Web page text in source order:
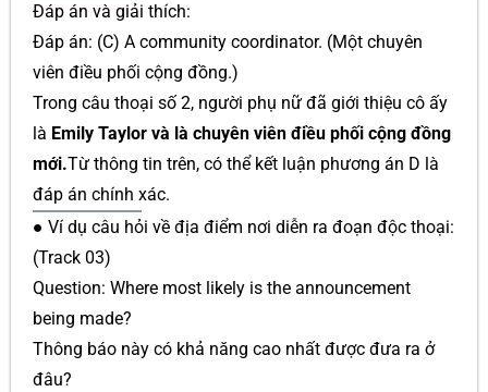
Đáp án và giải thích:
Đáp án: (C) A community coordinator. (Một chuyên
viên điều phối cộng đồng.)
Trong câu thoại số 2, người phụ nữ đã giới thiệu cô ấy
là Emily Taylor và là chuyên viên điều phối cộng đồng
mới.Từ thông tin trên, có thể kết luận phương án D là
đáp án chính xác.
● Ví dụ câu hỏi về địa điểm nơi diễn ra đoạn độc thoại:
(Track 03)
Question: Where most likely is the announcement
being made?
Thông báo này có khả năng cao nhất được đưa ra ở
đâu?